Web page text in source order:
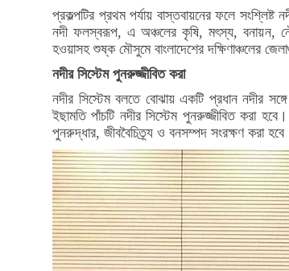
প্রকল্পটির প্রথম পর্যায় বাস্তবায়নের ফলে সংশ্লিষ্ট
নদী ফলস্বরূপ, এ অঞ্চলের কৃষি, মৎস্য, বনায়ন,
হওয়াসহ শুষ্ক মৌসুমে বাংলাদেশের দক্ষিণাঞ্চলের
নদীর সিস্টেম পুনরুজ্জীবিত করা
নদীর সিস্টেম বলতে বোঝায় একটি প্রধান নদীর
ইছামতি পাঁচটি নদীর সিস্টেম পুনরুজ্জীবিত করা
পুনরুদ্ধার, জীববৈচিত্র্য ও বনসম্পদ সংরক্ষণ করা